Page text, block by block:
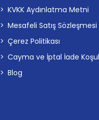
KVKK Aydınlatma Metni
Mesafeli Satış Sözleşmesi
Çerez Politikası
Cayma ve İptal İade
Blog